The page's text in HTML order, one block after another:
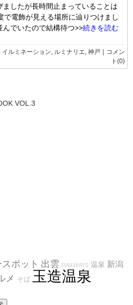
したが長時間止まっていることは
で電飾が見える場所に辿りつけまし
んでいたので結構待つ>>続きを読む
イルミネーション ルミナリエ 神戸 ｜ コメン
ト(0)
VOL.3
ポット 出雲 RAILWAYS 温泉 新潟
メ そば 玉造温泉